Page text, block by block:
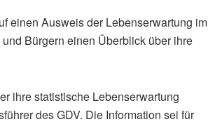
einen Ausweis der Lebenserwartung im
Bürgern einen Überblick über ihre
ihre statistische Lebenserwartung
des GDV. Die Information sei für